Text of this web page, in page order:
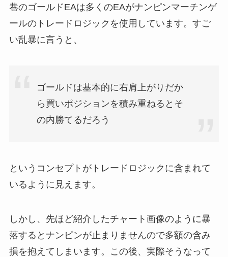
巷のゴールドEAは多くのEAがナンピンマーチンゲ
ールのトレードロジックを使用しています。すご
い乱暴に言うと、
ゴールドは基本的に右肩上がりだか
ら買いポジションを積み重ねるとそ
の内勝てるだろう
というコンセプトがトレードロジックに含まれて
いるように見えます。
しかし、先ほど紹介したチャート画像のように暴
落するとナンピンが止まりませんので多額の含み
損を抱えてしまいます。この後、実際そうなって